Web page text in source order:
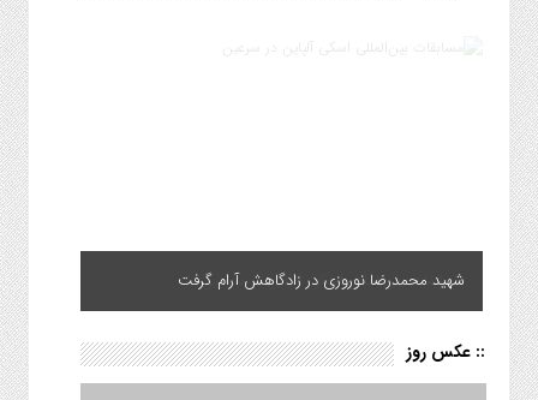
شهید محمدرضا نوروزی در زادگاهش آرام گرفت
:: عکس روز